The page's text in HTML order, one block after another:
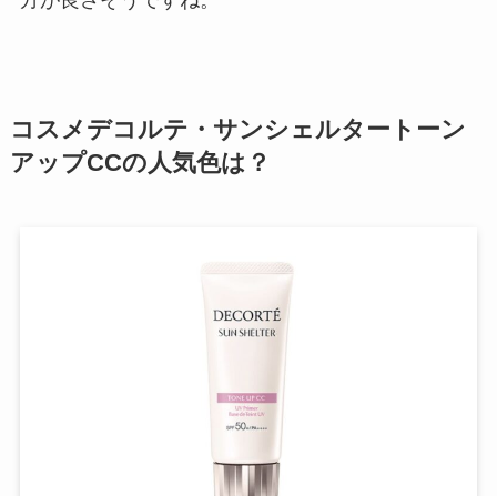
コスメデコルテ・サンシェルタートーン
アップCCの人気色は？